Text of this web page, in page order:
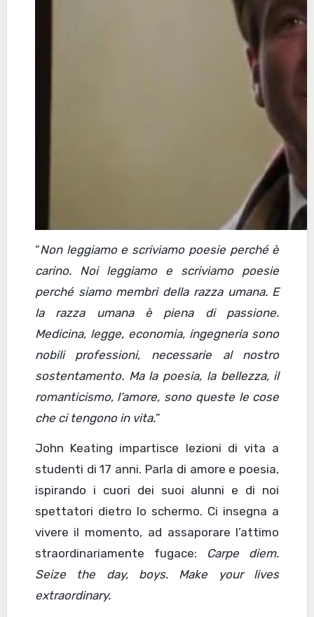
“Non leggiamo e scriviamo poesie perché è
carino. Noi leggiamo e scriviamo poesie
perché siamo membri della razza umana. E
la razza umana è piena di passione.
Medicina, legge, economia, ingegneria sono
nobili professioni, necessarie al nostro
sostentamento. Ma la poesia, la bellezza, il
romanticismo, l’amore, sono queste le cose
che ci tengono in vita.”
John Keating impartisce lezioni di vita a
studenti di 17 anni. Parla di amore e poesia,
ispirando i cuori dei suoi alunni e di noi
spettatori dietro lo schermo. Ci insegna a
vivere il momento, ad assaporare l’attimo
straordinariamente fugace: Carpe diem.
Seize the day, boys. Make your lives
extraordinary.